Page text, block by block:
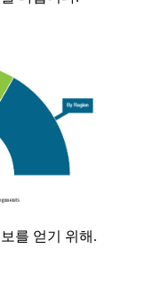
를 얻기 위해.